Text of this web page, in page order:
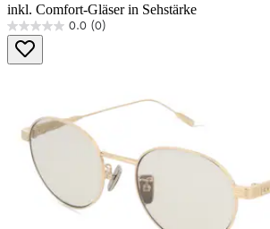
inkl. Comfort-Gläser in Sehstärke
0.0 (0)
0.0
von
5